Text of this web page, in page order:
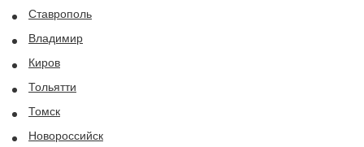
Ставрополь
Владимир
Киров
Тольятти
Томск
Новороссийск